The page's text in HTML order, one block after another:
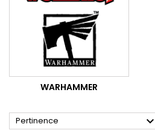
WARHAMMER
Pertinence 